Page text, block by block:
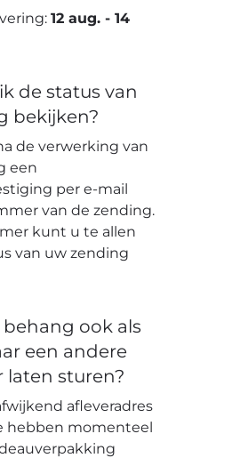
12 aug. -14
de status van
bekijken?
de verwerking van
een
per e-mail
van de zending.
kunt u te allen
van uw zending
ook als
een andere
laten sturen?
afleveradres
hebben momenteel